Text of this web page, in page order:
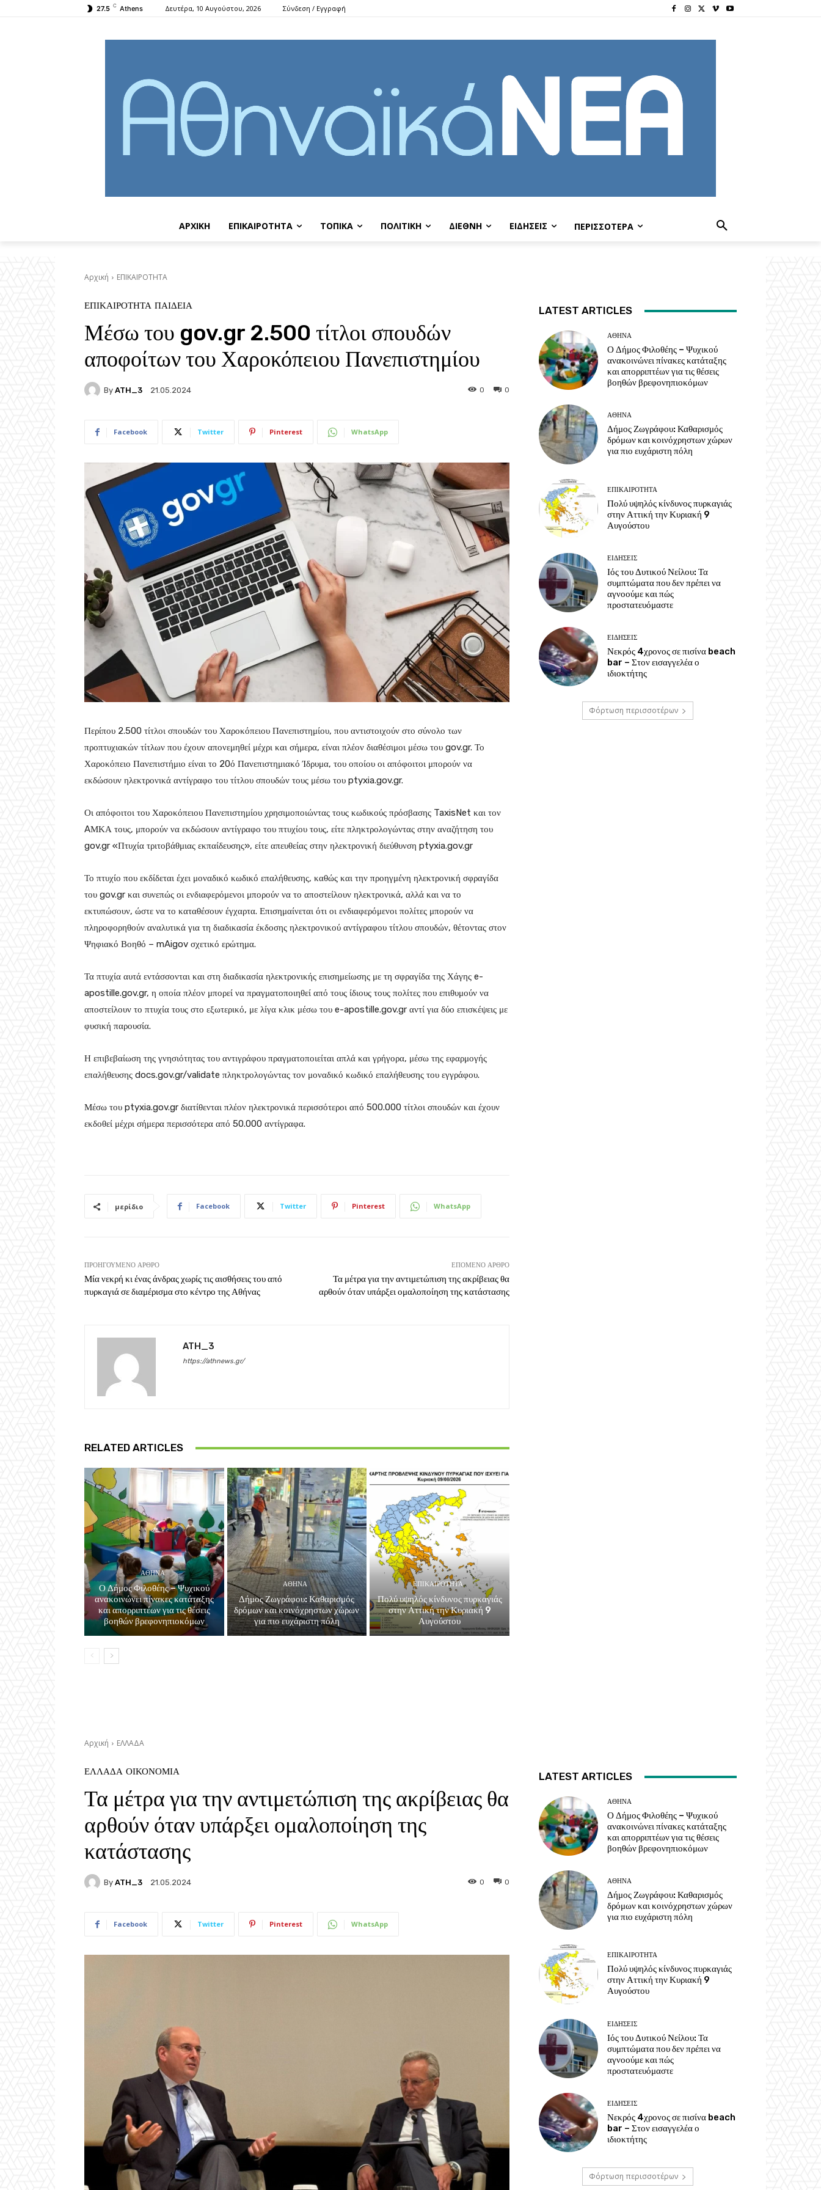
27.5 C Athens Δευτέρα, 10 Αυγούστου, 2026 Σύνδεση / Εγγραφή
ΑΡΧΙΚΗ ΕΠΙΚΑΙΡΟΤΗΤΑ ΤΟΠΙΚΑ ΠΟΛΙΤΙΚΗ ΔΙΕΘΝΗ EIΔΗΣΕΙΣ ΠΕΡΙΣΣΟΤΕΡΑ
Αρχική ΕΠΙΚΑΙΡΟΤΗΤΑ
ΕΠΙΚΑΙΡΟΤΗΤΑ ΠΑΙΔΕΙΑ
Μέσω του gov.gr 2.500 τίτλοι σπουδών
αποφοίτων του Χαροκόπειου Πανεπιστημίου
By ATH_3 21.05.2024 0
0
Facebook Twitter Pinterest WhatsApp
Περίπου 2.500 τίτλοι σπουδών του Χαροκόπειου Πανεπιστημίου, που αντιστοιχούν στο σύνολο των
προπτυχιακών τίτλων που έχουν απονεμηθεί μέχρι και σήμερα, είναι πλέον διαθέσιμοι μέσω του gov.gr. Το
Χαροκόπειο Πανεπιστήμιο είναι το 20ό Πανεπιστημιακό Ίδρυμα, του οποίου οι απόφοιτοι μπορούν να
εκδώσουν ηλεκτρονικά αντίγραφο του τίτλου σπουδών τους μέσω του ptyxia.gov.gr.
Οι απόφοιτοι του Χαροκόπειου Πανεπιστημίου χρησιμοποιώντας τους κωδικούς πρόσβασης TaxisNet και τον
AΜΚΑ τους, μπορούν να εκδώσουν αντίγραφο του πτυχίου τους, είτε πληκτρολογώντας στην αναζήτηση του
gov.gr «Πτυχία τριτοβάθμιας εκπαίδευσης», είτε απευθείας στην ηλεκτρονική διεύθυνση ptyxia.gov.gr
Το πτυχίο που εκδίδεται έχει μοναδικό κωδικό επαλήθευσης, καθώς και την προηγμένη ηλεκτρονική σφραγίδα
του gov.gr και συνεπώς οι ενδιαφερόμενοι μπορούν να το αποστείλουν ηλεκτρονικά, αλλά και να το
εκτυπώσουν, ώστε να το καταθέσουν έγχαρτα. Επισημαίνεται ότι οι ενδιαφερόμενοι πολίτες μπορούν να
πληροφορηθούν αναλυτικά για τη διαδικασία έκδοσης ηλεκτρονικού αντίγραφου τίτλου σπουδών, θέτοντας στον
Ψηφιακό Βοηθό – mAigov σχετικό ερώτημα.
Τα πτυχία αυτά εντάσσονται και στη διαδικασία ηλεκτρονικής επισημείωσης με τη σφραγίδα της Χάγης e-
apostille.gov.gr, η οποία πλέον μπορεί να πραγματοποιηθεί από τους ίδιους τους πολίτες που επιθυμούν να
αποστείλουν το πτυχία τους στο εξωτερικό, με λίγα κλικ μέσω του e-apostille.gov.gr αντί για δύο επισκέψεις με
φυσική παρουσία.
Η επιβεβαίωση της γνησιότητας του αντιγράφου πραγματοποιείται απλά και γρήγορα, μέσω της εφαρμογής
επαλήθευσης docs.gov.gr/validate πληκτρολογώντας τον μοναδικό κωδικό επαλήθευσης του εγγράφου.
Μέσω του ptyxia.gov.gr διατίθενται πλέον ηλεκτρονικά περισσότεροι από 500.000 τίτλοι σπουδών και έχουν
εκδοθεί μέχρι σήμερα περισσότερα από 50.000 αντίγραφα.
μερίδιο Facebook Twitter Pinterest WhatsApp
ΠΡΟΗΓΟΎΜΕΝΟ ΆΡΘΡΟ
Μία νεκρή κι ένας άνδρας χωρίς τις αισθήσεις του από
πυρκαγιά σε διαμέρισμα στο κέντρο της Αθήνας
ΕΠΌΜΕΝΟ ΆΡΘΡΟ
Τα μέτρα για την αντιμετώπιση της ακρίβειας θα
αρθούν όταν υπάρξει ομαλοποίηση της κατάστασης
ATH_3
https://athnews.gr/
RELATED ARTICLES
ΑΘΗΝΑ
Ο Δήμος Φιλοθέης – Ψυχικού
ανακοινώνει πίνακες κατάταξης
και απορριπτέων για τις θέσεις
βοηθών βρεφονηπιοκόμων
ΑΘΗΝΑ
Δήμος Ζωγράφου: Καθαρισμός
δρόμων και κοινόχρηστων χώρων
για πιο ευχάριστη πόλη
ΕΠΙΚΑΙΡΟΤΗΤΑ
Πολύ υψηλός κίνδυνος πυρκαγιάς
στην Αττική την Κυριακή 9
Αυγούστου
LATEST ARTICLES
ΑΘΗΝΑ
Ο Δήμος Φιλοθέης – Ψυχικού
ανακοινώνει πίνακες κατάταξης
και απορριπτέων για τις θέσεις
βοηθών βρεφονηπιοκόμων
ΑΘΗΝΑ
Δήμος Ζωγράφου: Καθαρισμός
δρόμων και κοινόχρηστων χώρων
για πιο ευχάριστη πόλη
ΕΠΙΚΑΙΡΟΤΗΤΑ
Πολύ υψηλός κίνδυνος πυρκαγιάς
στην Αττική την Κυριακή 9
Αυγούστου
ΕΙΔΗΣΕΙΣ
Ιός του Δυτικού Νείλου: Τα
συμπτώματα που δεν πρέπει να
αγνοούμε και πώς
προστατευόμαστε
ΕΙΔΗΣΕΙΣ
Νεκρός 4χρονος σε πισίνα beach
bar – Στον εισαγγελέα ο
ιδιοκτήτης
Φόρτωση περισσοτέρων